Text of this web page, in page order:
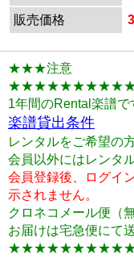
販売価格
★★★注意
1年間のRental楽譜で
楽譜貸出条件
レンタルをご希望の
会員以外にはレンタ
会員登録後、ログイ
示されません。
クロネコメール便（
お届けは宅急便にて